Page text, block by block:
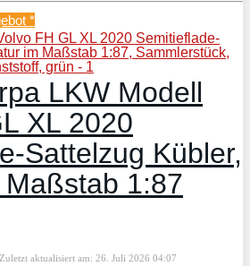
*
LKW Modell
XL 2020
Sattelzug Kübler,
1:87
Zuletzt aktualisiert am: 26. Juli 2026 04:07